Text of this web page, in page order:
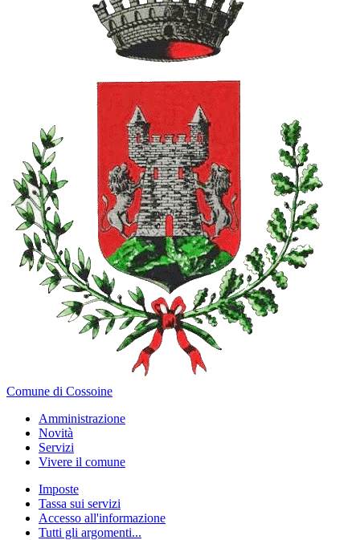
Comune di Cossoine
Amministrazione
Novità
Servizi
Vivere il comune
Imposte
Tassa sui servizi
Accesso all'informazione
Tutti gli argomenti...